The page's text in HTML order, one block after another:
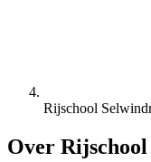
Rijschool
Over